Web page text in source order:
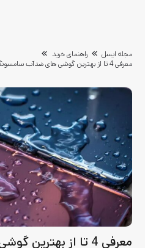
مجله ایسل
راهنمای خرید
معرفی 4 تا از بهترین گوشی های ضدآب سامسونگ 2022
معرفی 4 تا از